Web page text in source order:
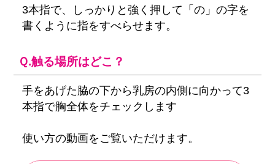
3本指で、しっかりと強く押して「の」の字を
書くように指をすべらせます。
Ｑ.触る場所はどこ？
手をあげた脇の下から乳房の内側に向かって3
本指で胸全体をチェックします
使い方の動画をご覧いただけます。